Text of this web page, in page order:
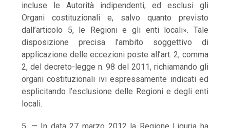
incluse le Autorità indipendenti, ed esclusi gli
Organi costituzionali e, salvo quanto previsto
dall’articolo 5, le Regioni e gli enti locali». Tale
disposizione precisa l’ambito soggettivo di
applicazione delle eccezioni poste all’art. 2, comma
2, del decreto-legge n. 98 del 2011, richiamando gli
organi costituzionali ivi espressamente indicati ed
esplicitando l’esclusione delle Regioni e degli enti
locali.